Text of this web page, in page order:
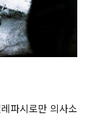
파시로만 의사소